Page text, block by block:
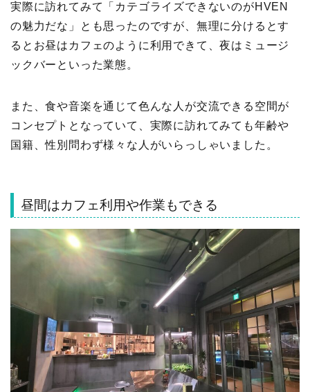
実際に訪れてみて「カテゴライズできないのがHVEN
の魅力だな」とも思ったのですが、無理に分けるとす
るとお昼はカフェのように利用できて、夜はミュージ
ックバーといった業態。
また、食や音楽を通じて色んな人が交流できる空間が
コンセプトとなっていて、実際に訪れてみても年齢や
国籍、性別問わず様々な人がいらっしゃいました。
昼間はカフェ利用や作業もできる